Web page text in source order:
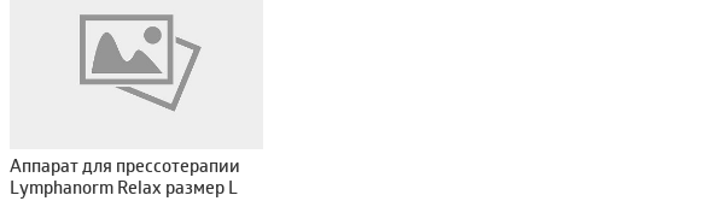
Аппарат для прессотерапии
Lymphanorm Relax размер L